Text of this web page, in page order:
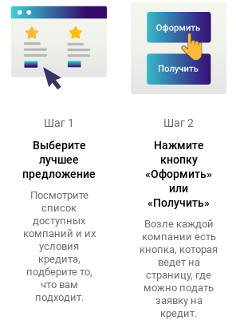
Шаг 1
Выберите
лучшее
предложение
Посмотрите
список
доступных
компаний и их
условия
кредита,
подберите то,
что вам
подходит.
Шаг 2
Нажмите
кнопку
«Оформить»
или
«Получить»
Возле каждой
компании есть
кнопка, которая
ведет на
страницу, где
можно подать
заявку на
кредит.